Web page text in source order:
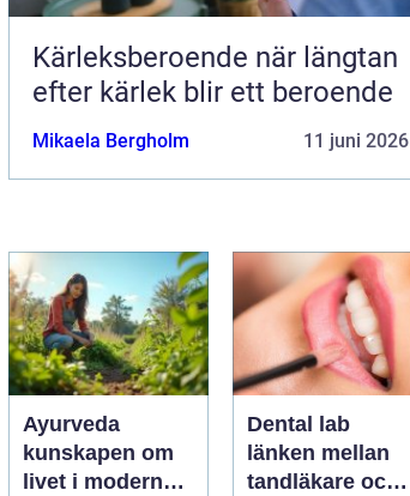
Kärleksberoende när längtan
efter kärlek blir ett beroende
Mikaela Bergholm 11 juni 2026
Ayurveda
kunskapen om
livet i modern
Dental lab
länken mellan
tandläkare och